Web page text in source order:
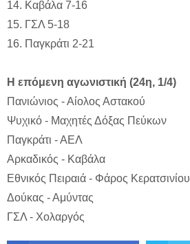
14. Καβάλα 7-16
15. ΓΣΛ 5-18
16. Παγκράτι 2-21
Η επόμενη αγωνιστική (24η, 1/4)
Πανιώνιος - Αίολος Αστακού
Ψυχικό - Μαχητές Δόξας Πεύκων
Παγκράτι - ΑΕΛ
Αρκαδικός - Καβάλα
Εθνικός Πειραιά - Φάρος Κερατσινίου
Δούκας - Αμύντας
ΓΣΛ - Χολαργός